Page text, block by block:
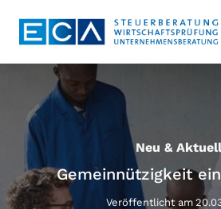
Inhalt
Neu & Aktuell
Gemeinnützigkeit
Veröffentlicht am